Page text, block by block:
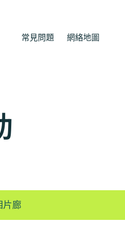
常見問題 網絡地圖
片廊